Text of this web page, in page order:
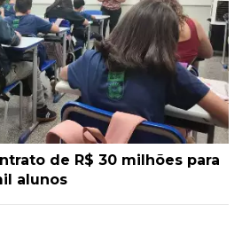
de R$ 30 milhões para
alunos